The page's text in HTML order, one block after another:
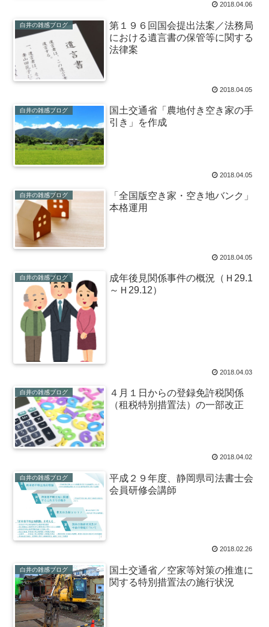
2018.04.06
白井の雑感ブログ
第１９６回国会提出法案／法務局
における遺言書の保管等に関する
法律案
2018.04.05
白井の雑感ブログ
国土交通省「農地付き空き家の手
引き」を作成
2018.04.05
白井の雑感ブログ
「全国版空き家・空き地バンク」
本格運用
2018.04.05
白井の雑感ブログ
成年後見関係事件の概況（Ｈ29.1
～Ｈ29.12）
2018.04.03
白井の雑感ブログ
４月１日からの登録免許税関係
（租税特別措置法）の一部改正
2018.04.02
白井の雑感ブログ
平成２９年度、静岡県司法書士会
会員研修会講師
2018.02.26
白井の雑感ブログ
国土交通省／空家等対策の推進に
関する特別措置法の施行状況